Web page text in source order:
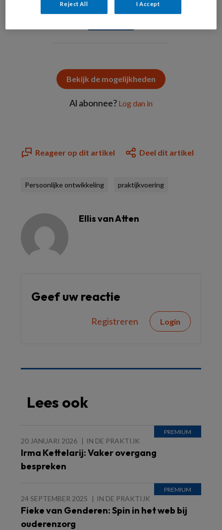
Bekijk de mogelijkheden
Al abonnee? Log dan in
Reageer op dit artikel Deel dit artikel
Persoonlijke ontwikkeling praktijkvoering
Ellis van Atten
Geef uw reactie
Registreren Login
Lees ook
20 JANUARI 2026 IN DE PRAKTIJK
Irma Kettelarij: Vaker overgang
bespreken
24 SEPTEMBER 2025 IN DE PRAKTIJK
Fieke van Genderen: Spin in het web bij
ouderenzorg
Reject All I Accept